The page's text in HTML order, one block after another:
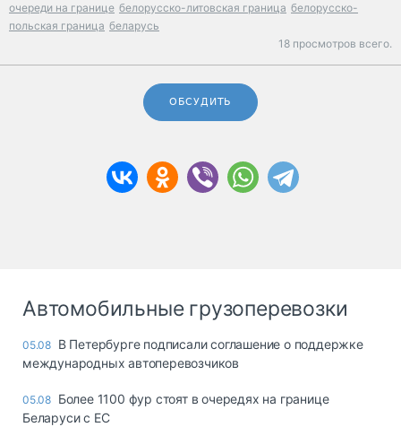
очереди на границе белорусско-литовская граница белорусско-
польская граница беларусь
18 просмотров всего.
ОБСУДИТЬ
Автомобильные грузоперевозки
05.08 В Петербурге подписали соглашение о поддержке
международных автоперевозчиков
05.08 Более 1100 фур стоят в очередях на границе
Беларуси с ЕС